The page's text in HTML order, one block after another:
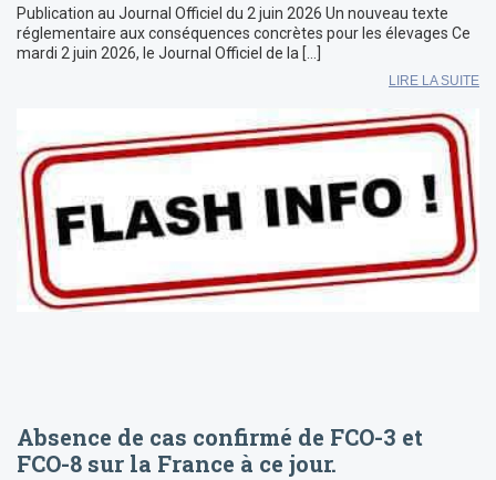
Publication au Journal Officiel du 2 juin 2026 Un nouveau texte
réglementaire aux conséquences concrètes pour les élevages Ce
mardi 2 juin 2026, le Journal Officiel de la […]
LIRE LA SUITE
Absence de cas confirmé de FCO-3 et
FCO-8 sur la France à ce jour.